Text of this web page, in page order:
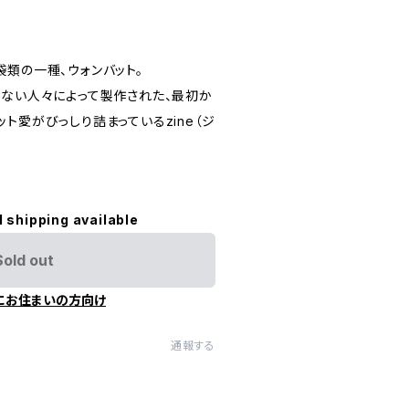
の一種、ウォンバット。
い人々によって製作された、最初か
愛がびっしり詰まっているzine（ジ
shipping available
out
お住まいの方向け
通報する